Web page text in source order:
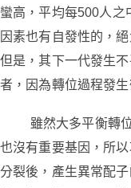
蠻高，平均每500人之
因素也有自發性的，
但是，其下一代發生
者，因為轉位過程發
雖然大多平衡轉
也沒有重要基因 ， 所
分裂後，產生異常配